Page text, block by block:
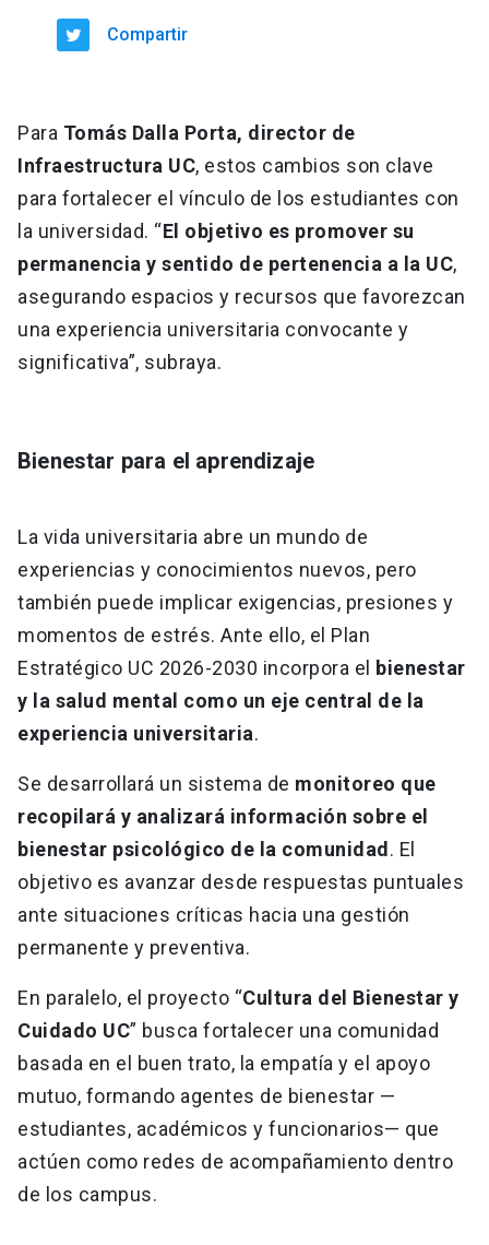
Compartir
Para Tomás Dalla Porta, director de
Infraestructura UC, estos cambios son clave
para fortalecer el vínculo de los estudiantes con
la universidad. “El objetivo es promover su
permanencia y sentido de pertenencia a la UC,
asegurando espacios y recursos que favorezcan
una experiencia universitaria convocante y
significativa”, subraya.
Bienestar para el aprendizaje
La vida universitaria abre un mundo de
experiencias y conocimientos nuevos, pero
también puede implicar exigencias, presiones y
momentos de estrés. Ante ello, el Plan
Estratégico UC 2026-2030 incorpora el
bienestar
y la salud mental como un eje central de la
experiencia universitaria.
Se desarrollará un sistema de monitoreo que
recopilará y analizará información sobre el
bienestar psicológico de la comunidad . El
objetivo es avanzar desde respuestas puntuales
ante situaciones críticas hacia una gestión
permanente y preventiva.
En paralelo, el proyecto “Cultura del Bienestar y
Cuidado UC” busca fortalecer una comunidad
basada en el buen trato, la empatía y el apoyo
mutuo, formando agentes de bienestar —
estudiantes, académicos y funcionarios— que
actúen como redes de acompañamiento dentro
de los campus.